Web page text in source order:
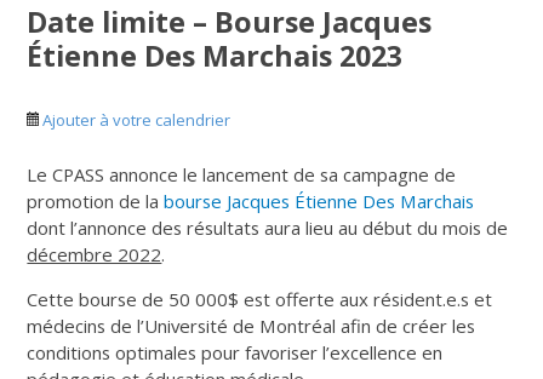
Date limite – Bourse Jacques
Étienne Des Marchais 2023
Ajouter à votre calendrier
Le CPASS annonce le lancement de sa campagne de
promotion de labourse Jacques Étienne Des Marchais
dont l’annonce des résultats aura lieu au début du mois de
décembre 2022.
Cette bourse de 50 000$ est offerte aux résident.e.s et
médecins de l’Université de Montréal afin de créer les
conditions optimales pour favoriser l’excellence en